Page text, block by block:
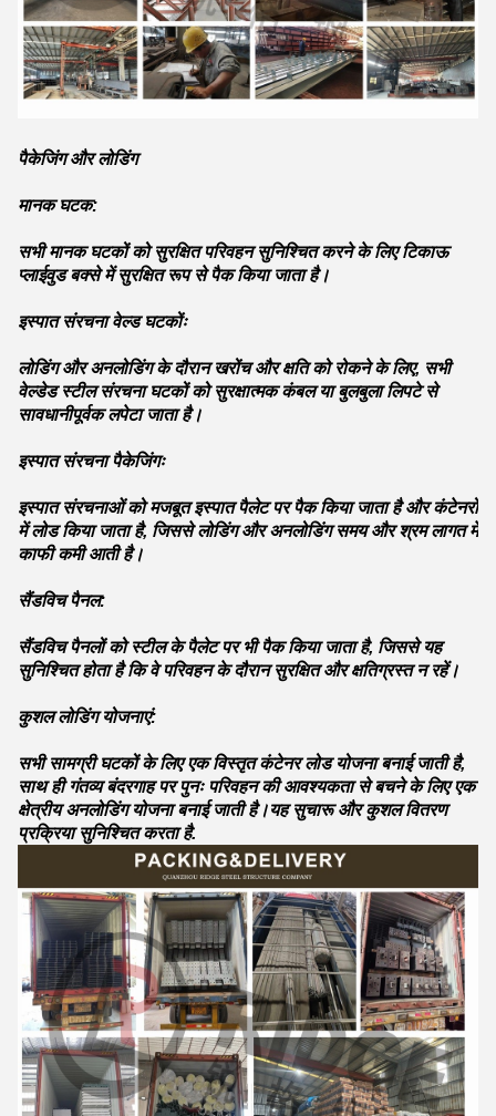
पैकेजिंग और लोडिंग
मानक घटक:
सभी मानक घटकों को सुरक्षित परिवहन सुनिश्चित करने के लिए टिकाऊ
प्लाईवुड बक्से में सुरक्षित रूप से पैक किया जाता है।
इस्पात संरचना वेल्ड घटकोंः
लोडिंग और अनलोडिंग के दौरान खरोंच और क्षति को रोकने के लिए, सभी
वेल्डेड स्टील संरचना घटकों को सुरक्षात्मक कंबल या बुलबुला लिपटे से
सावधानीपूर्वक लपेटा जाता है।
इस्पात संरचना पैकेजिंगः
इस्पात संरचनाओं को मजबूत इस्पात पैलेट पर पैक किया जाता है और कंटेनरों
में लोड किया जाता है, जिससे लोडिंग और अनलोडिंग समय और श्रम लागत में
काफी कमी आती है।
सैंडविच पैनल:
सैंडविच पैनलों को स्टील के पैलेट पर भी पैक किया जाता है, जिससे यह
सुनिश्चित होता है कि वे परिवहन के दौरान सुरक्षित और क्षतिग्रस्त न रहें।
कुशल लोडिंग योजनाएं:
सभी सामग्री घटकों के लिए एक विस्तृत कंटेनर लोड योजना बनाई जाती है,
साथ ही गंतव्य बंदरगाह पर पुनः परिवहन की आवश्यकता से बचने के लिए एक
क्षेत्रीय अनलोडिंग योजना बनाई जाती है।यह सुचारू और कुशल वितरण
प्रक्रिया सुनिश्चित करता है.